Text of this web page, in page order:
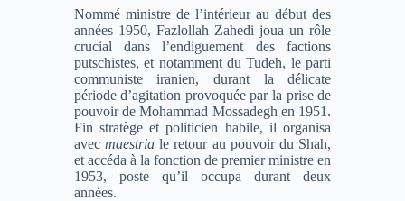
Nommé ministre de l’intérieur au début des
années 1950, Fazlollah Zahedi joua un rôle
crucial dans l’endiguement des factions
putschistes, et notamment du Tudeh, le parti
communiste iranien, durant la délicate
période d’agitation provoquée par la prise de
pouvoir de Mohammad Mossadegh en 1951.
Fin stratège et politicien habile, il organisa
avecmaestriale retour au pouvoir du Shah,
et accéda à la fonction de premier ministre en
1953, poste qu’il occupa durant deux
années.